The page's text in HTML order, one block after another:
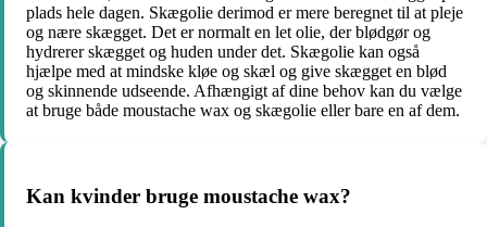
plads hele dagen. Skægolie derimod er mere beregnet til at pleje
og nære skægget. Det er normalt en let olie, der blødgør og
hydrerer skægget og huden under det. Skægolie kan også
hjælpe med at mindske kløe og skæl og give skægget en blød
og skinnende udseende. Afhængigt af dine behov kan du vælge
at bruge både moustache wax og skægolie eller bare en af dem.
Kan kvinder bruge moustache wax?